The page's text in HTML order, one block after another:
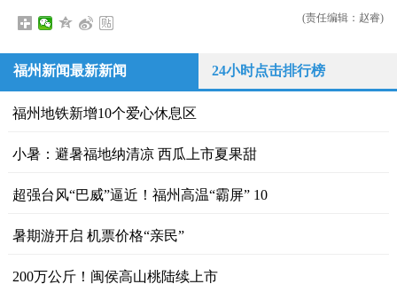
(责任编辑：赵睿)
福州新闻最新新闻 24小时点击排行榜
福州地铁新增10个爱心休息区
小暑：避暑福地纳清凉 西瓜上市夏果甜
超强台风“巴威”逼近！福州高温“霸屏” 10
暑期游开启 机票价格“亲民”
200万公斤！闽侯高山桃陆续上市